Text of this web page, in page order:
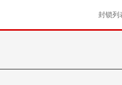
封锁列